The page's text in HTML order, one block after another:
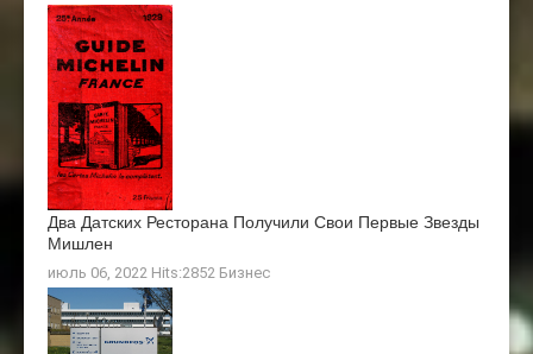
Два Датских Ресторана Получили Свои Первые Звезды
Мишлен
июль 06, 2022 Hits:2852 Бизнес